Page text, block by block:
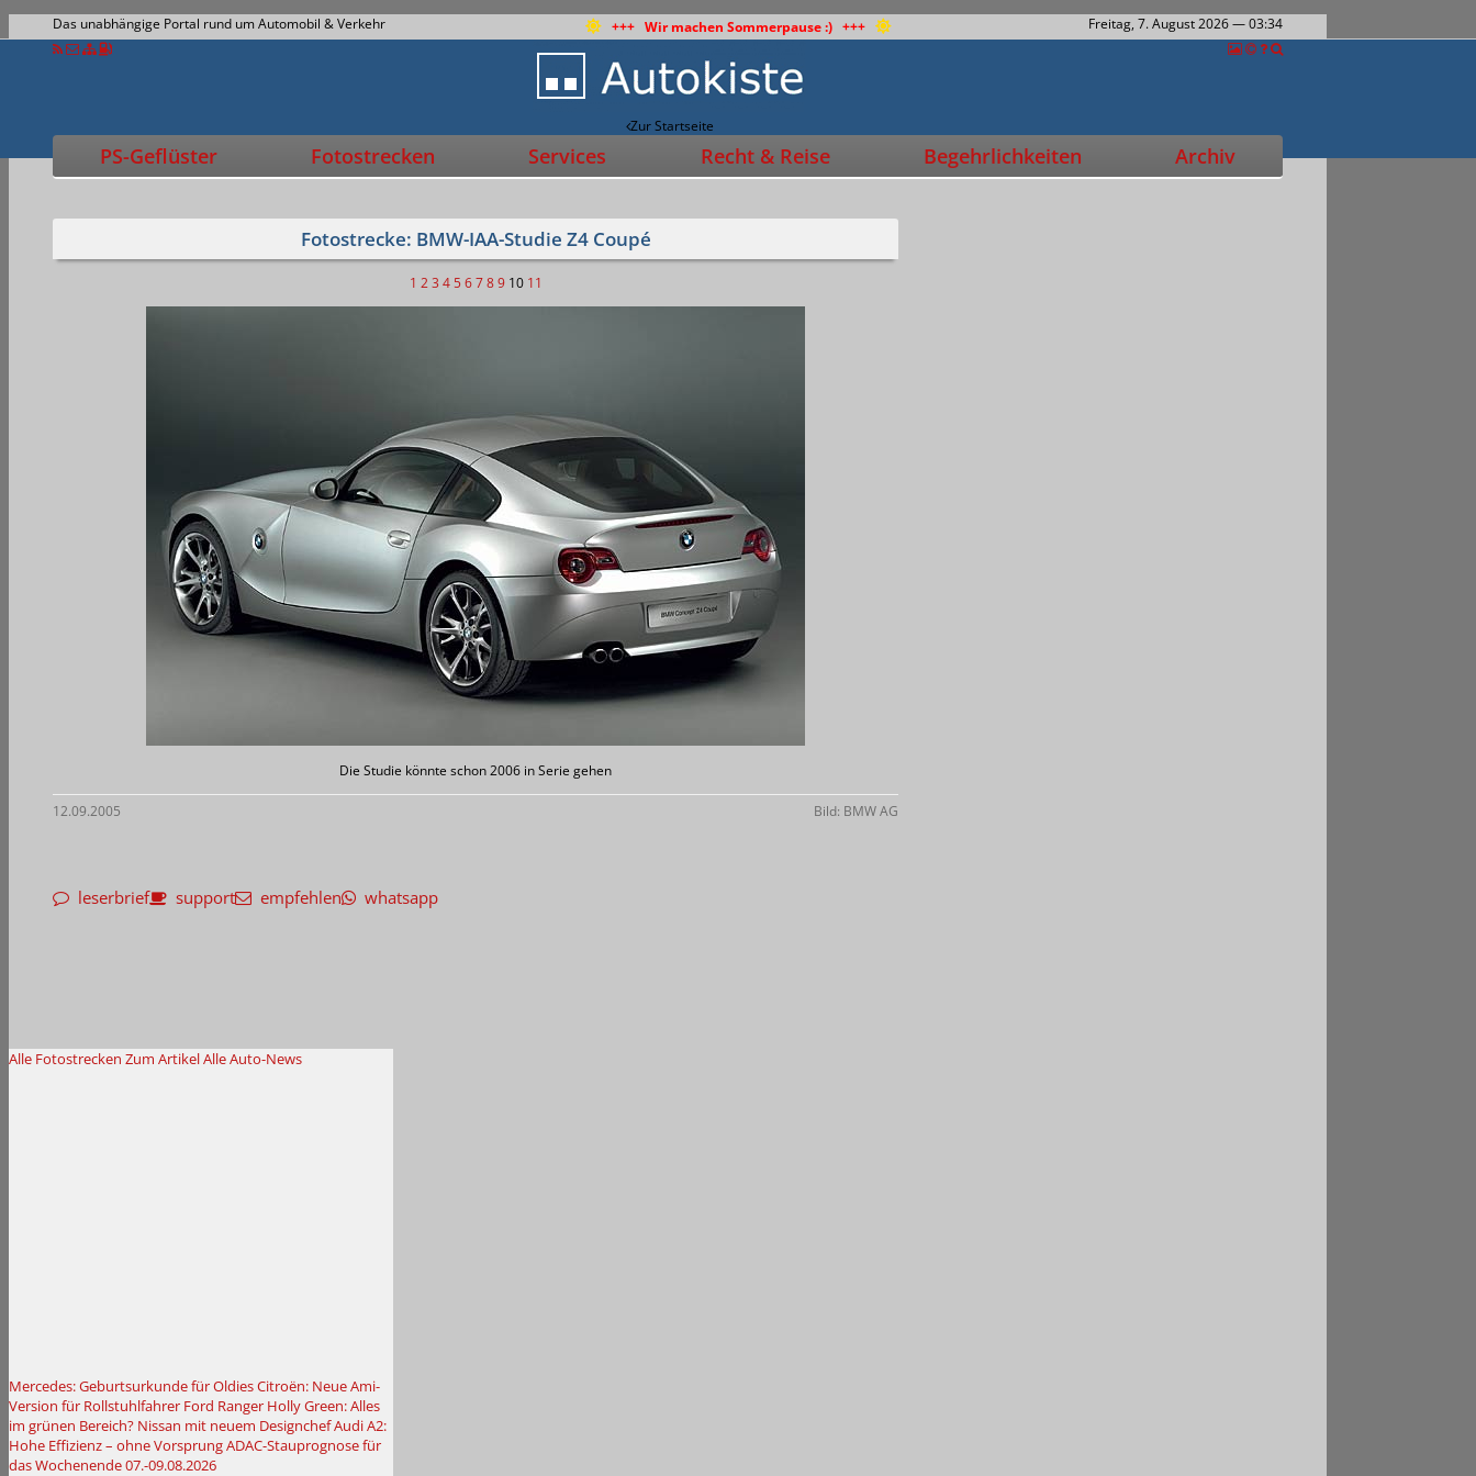
Das unabhängige Portal rund um Automobil & Verkehr +++ Wir machen Sommerpause :) +++ Freitag, 7. August 2026— 03:34
Zur Startseite
PS-Geflüster Fotostrecken Services Recht & Reise Begehrlichkeiten Archiv
Fotostrecke: BMW-IAA-Studie Z4 Coupé
1 2 3 4 5 6 7 8 9 10 11
Die Studie könnte schon 2006 in Serie gehen
12.09.2005 Bild: BMW AG
leserbrief support empfehlen whatsapp
Alle Fotostrecken Zum ArtikelAlle Auto-News
Mercedes: Geburtsurkunde für OldiesCitroën: Neue Ami-
Version für Rollstuhlfahrer Ford Ranger Holly Green: Alles
im grünen Bereich? Nissan mit neuem DesignchefAudi A2:
Hohe Effizienz – ohne VorsprungADAC-Stauprognose für
das Wochenende 07.-09.08.2026